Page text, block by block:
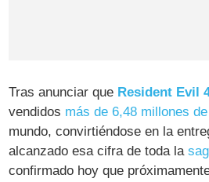
Tras anunciar que Resident Evil
vendidos más de 6,48 millones
mundo, convirtiéndose en la
alcanzado esa cifra de toda la
confirmado hoy que